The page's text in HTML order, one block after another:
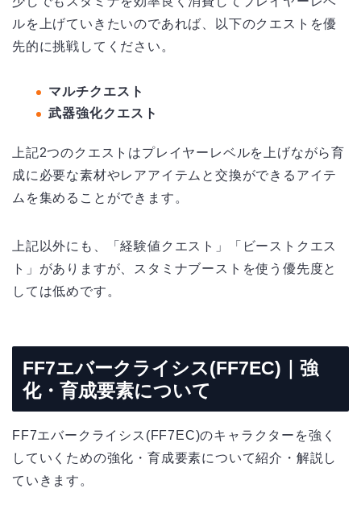
ルを上げていきたいのであれば、以下のクエストを優
先的に挑戦してください。
マルチクエスト
武器強化クエスト
上記2つのクエストはプレイヤーレベルを上げながら育
成に必要な素材やレアアイテムと交換ができるアイテ
ムを集めることができます。
上記以外にも、「経験値クエスト」「ビーストクエス
ト」がありますが、スタミナブーストを使う優先度と
しては低めです。
FF7エバークライシス(FF7EC) ｜強
化・育成要素について
FF7エバークライシス(FF7EC)のキャラクターを強く
していくための強化・育成要素について紹介・解説し
ていきます。